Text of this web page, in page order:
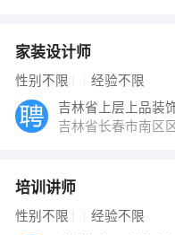
家装设计师
性别不限 经验不限
吉林省长春市南区
培训讲师
性别不限 经验不限